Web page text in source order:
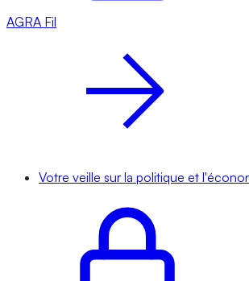
AGRA Fil
Votre veille sur la politique et